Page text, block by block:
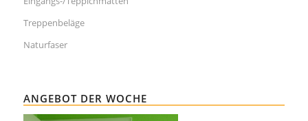
Treppenbeläge
Naturfaser
ANGEBOT DER WOCHE